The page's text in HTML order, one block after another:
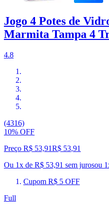
Jogo 4 Potes de
Marmita Tampa 4
4.8
(4316)
10% OFF
Preço R$ 53,91R$ 53,91
Ou 1x de R$ 53,91 sem jurosou 1
Cupom R$ 5 OFF
Full